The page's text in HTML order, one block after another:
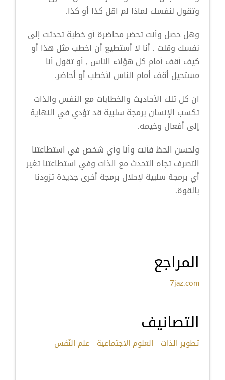
وتقول لنفسك لماذا لم اقل كذا أو كذا.
وهل حصل وأنت تحضر محاضرة أو خطبة تحدثت إلى
نفسك وقلت . أنا لا أستطيع أن اخطب مثل هذا أو
كيف أقف أمام كل هؤلاء الناس , أو تقول أنا
مستحيل أقف أمام الناس لأخطب أو أحاضر.
ان كل تلك الأحاديث والخطابات مع النفس والذات
تكسب الإنسان برمجة سلبية قد تؤدي في النهاية
إلى أفعال وخيمه.
ولحسن الحظ فأنت وأنا وأي شخص في استطاعتنا
التصرف تجاه التحدث مع الذات وفي استطاعتنا تغير
أي برمجة سلبية لإحلال برمجة أخرى جديدة تزودنا
بالقوة.
المراجع
7jaz.com
التصانيف
تطوير الذات العلوم الاجتماعية علم النّفس